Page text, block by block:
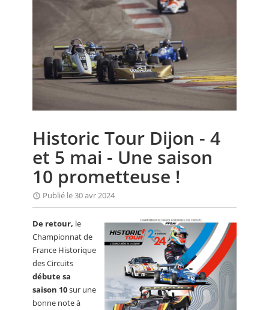
EVÈNEMENTS
CALENDRIER
FOCUS
ANNUAIRES
PETITES ANNONCES
Historic Tour Dijon - 4
et 5 mai - Une saison
10 prometteuse !
Publié le 30 avr 2024
De retour, le
Championnat de
France Historique
des Circuits
débute sa
saison 10sur une
bonne note à